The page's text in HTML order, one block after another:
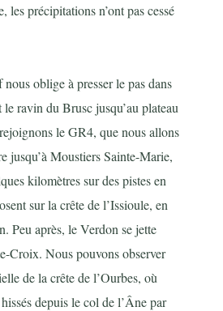
les précipitations n’ont pas cessé
oblige à presser le pas dans
ravin du Brusc jusqu’au plateau
le GR4, que nous allons
jusqu’à Moustiers Sainte-Marie,
kilomètres sur des pistes en
sur la crête de l’Issioule, en
Peu après, le Verdon se jette
Croix. Nous pouvons observer
de la crête de l’Ourbes, où
depuis le col de l’Âne par